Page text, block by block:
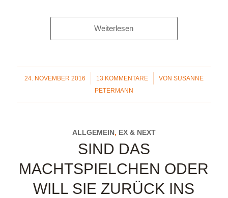
Weiterlesen
24. NOVEMBER 2016
/ 13 KOMMENTARE
/ VON SUSANNE
PETERMANN
ALLGEMEIN, EX & NEXT
SIND DAS
MACHTSPIELCHEN ODER
WILL SIE ZURÜCK INS